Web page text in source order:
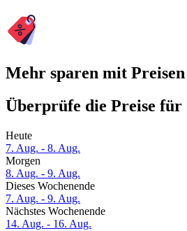
Mehr sparen mit
Überprüfe die Preise für
Heute
7. Aug. - 8. Aug.
Morgen
8. Aug. - 9. Aug.
Dieses Wochenende
7. Aug. - 9. Aug.
Nächstes Wochenende
14. Aug. - 16. Aug.